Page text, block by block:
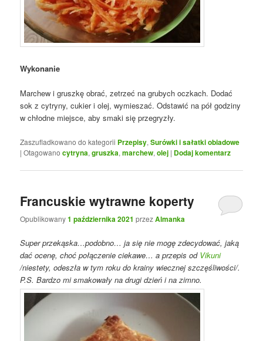
Wykonanie
Marchew i gruszkę obrać, zetrzeć na grubych oczkach. Dodać
sok z cytryny, cukier i olej, wymieszać. Odstawić na pół godziny
w chłodne miejsce, aby smaki się przegryzły.
Zaszufladkowano do kategorii Przepisy,Surówki i sałatki obiadowe
|Otagowano cytryna,gruszka,marchew,olej | Dodaj komentarz
Francuskie wytrawne koperty
Opublikowany1 października 2021 przezAlmanka
Super przekąska…podobno… ja się nie mogę zdecydować, jaką
dać ocenę, choć połączenie ciekawe… a przepis od Vikuni
/niestety, odeszła w tym roku do krainy wiecznej szczęśliwości/.
P.S. Bardzo mi smakowały na drugi dzień i na zimno.